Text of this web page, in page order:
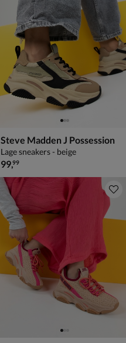
Steve Madden J Possession
Lage sneakers - beige
€ 99,99
99,99